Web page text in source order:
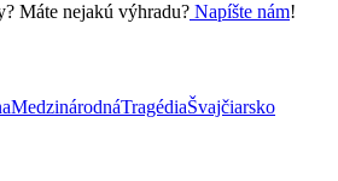
Máte nejakú výhradu? Napíšte nám!
MedzinárodnáTragédiaŠvajčiarsko